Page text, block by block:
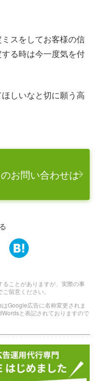
スをしてお客様の信
る時は今一度気を付
しいなと切に願う高
お問い合わせは
ことがありますが、実際の事
留意ください。
Google広告に名称変更されま
と表記されておりますので